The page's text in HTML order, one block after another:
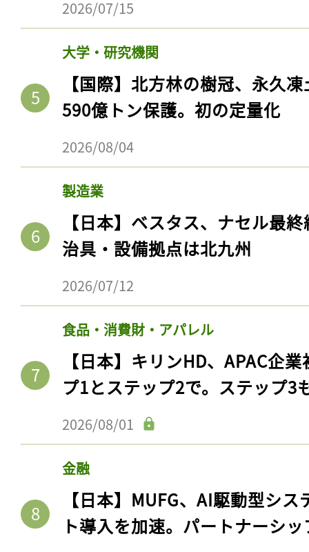
2026/07/15
大学・研究機関
【国際】北方林の樹冠、永久
590億トン保護。初の定量化
2026/08/04
製造業
【日本】ベスタス、ナセル最
治具・設備拠点は北九州
2026/07/12
食品・消費財・アパレル
【日本】キリンHD、APAC企
プ1とステップ2で。ステップ3
2026/08/01
金融
【日本】MUFG、AI駆動型シ
ト導入を加速。パートナーシ